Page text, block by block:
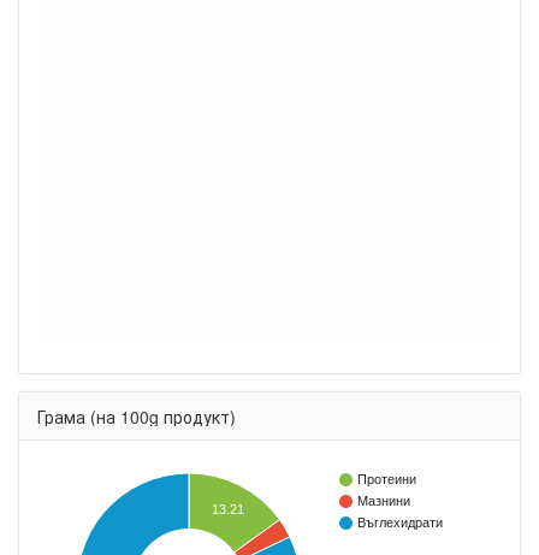
Грама (на 100g продукт)
Протеини
Мазнини
Въглехидрати
13.21